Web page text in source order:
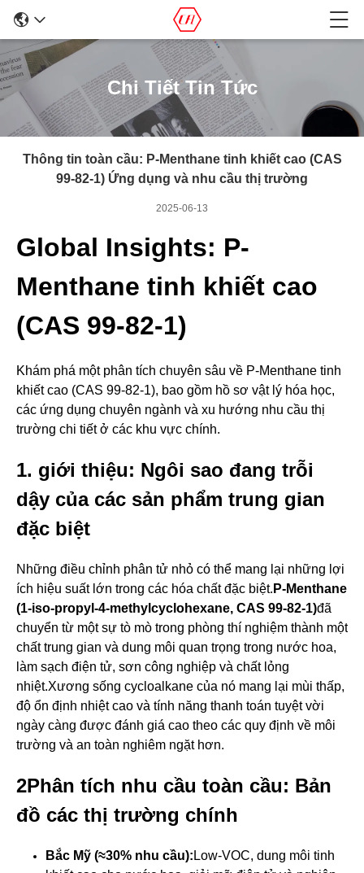
Chi Tiết Tin Tức
Thông tin toàn cầu: P-Menthane tinh khiết cao (CAS
99-82-1) Ứng dụng và nhu cầu thị trường
2025-06-13
Global Insights: P-
Menthane tinh khiết cao
(CAS 99-82-1)
Khám phá một phân tích chuyên sâu về P-Menthane tinh
khiết cao (CAS 99-82-1), bao gồm hồ sơ vật lý hóa học,
các ứng dụng chuyên ngành và xu hướng nhu cầu thị
trường chi tiết ở các khu vực chính.
1. giới thiệu: Ngôi sao đang trỗi
dậy của các sản phẩm trung gian
đặc biệt
Những điều chỉnh phân tử nhỏ có thể mang lại những lợi
ích hiệu suất lớn trong các hóa chất đặc biệt. P-Menthane
(1-iso-propyl-4-methylcyclohexane, CAS 99-82-1)đã
chuyển từ một sự tò mò trong phòng thí nghiệm thành một
chất trung gian và dung môi quan trọng trong nước hoa,
làm sạch điện tử, sơn công nghiệp và chất lỏng
nhiệt.Xương sống cycloalkane của nó mang lại mùi thấp,
độ ổn định nhiệt cao và tính năng thanh toán tuyệt vời
ngày càng được đánh giá cao theo các quy định về môi
trường và an toàn nghiêm ngặt hơn.
2Phân tích nhu cầu toàn cầu: Bản
đồ các thị trường chính
Bắc Mỹ (≈30% nhu cầu): Low-VOC, dung môi tinh